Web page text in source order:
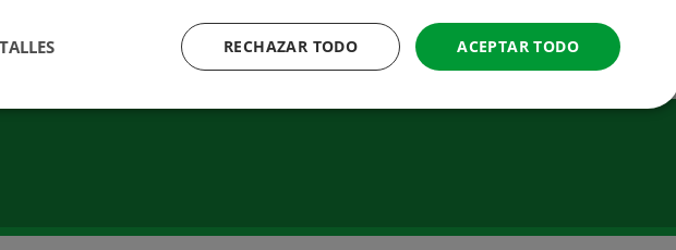
Pedir rápida y fácilmente
ITALIAN
DANISH
ACEPTAR TODO
RECHAZAR TODO